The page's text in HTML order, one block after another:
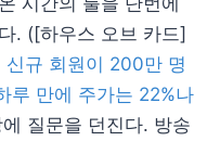
. ([하우스 오브 카드]
신규 회원이 200만 명
루 만에 주가는 22%나
질문을 던진다. 방송